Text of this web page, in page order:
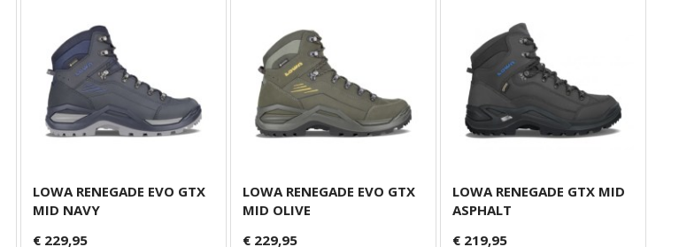
LOWA RENEGADE EVO GTX
MID NAVY
€ 229,95
LOWA RENEGADE EVO GTX
MID OLIVE
€ 229,95
LOWA RENEGADE GTX MID
ASPHALT
€ 219,95